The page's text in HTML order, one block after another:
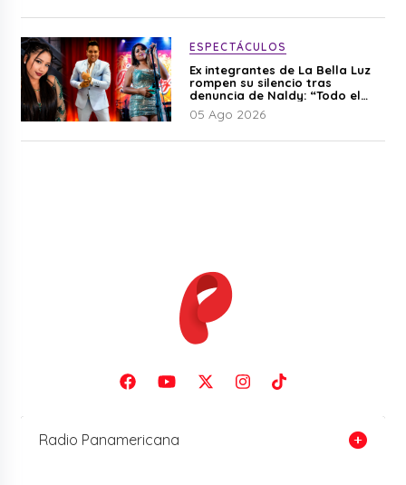
ESPECTÁCULOS
Ex integrantes de La Bella Luz
rompen su silencio tras
denuncia de Naldy: “Todo el
mundo lo sabía”
05 Ago 2026
Radio Panamericana